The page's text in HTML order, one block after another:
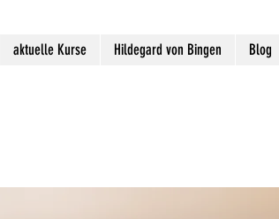
aktuelle Kurse Hildegard von Bingen Blog